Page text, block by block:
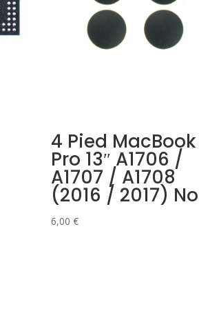
4 Pied MacBook
Pro 13″ A1706 /
A1707 / A1708
(2016 / 2017)
6,00€